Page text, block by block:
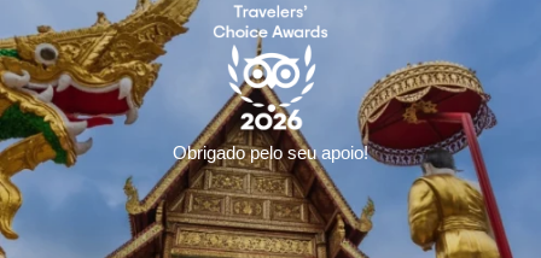
Obrigado pelo seu apoio!